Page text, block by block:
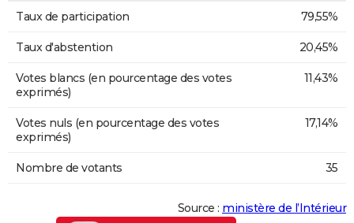
Taux de participation 79,55%
Taux d'abstention 20,45%
Votes blancs (en pourcentage des votes
exprimés)
11,43%
Votes nuls (en pourcentage des votes
exprimés)
17,14%
Nombre de votants 35
Source : ministère de l’Intérieur